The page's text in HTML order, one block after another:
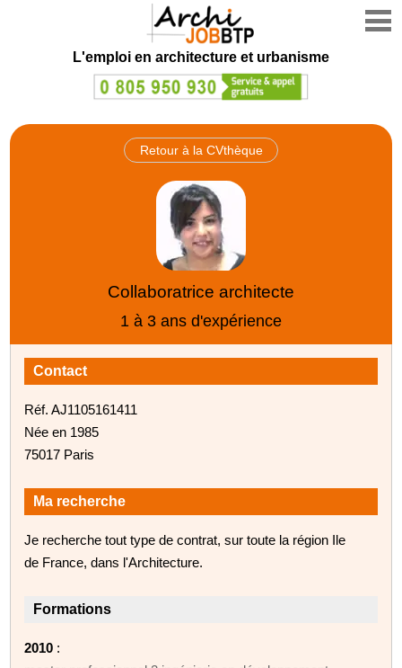
L'emploi en architecture et urbanisme
Retour à la CVthèque
Collaboratrice architecte
1 à 3 ans d'expérience
Contact
Réf. AJ1105161411
Née en 1985
75017 Paris
Ma recherche
Je recherche tout type de contrat, sur toute la région Ile
de France, dans l'Architecture.
Formations
2010 :